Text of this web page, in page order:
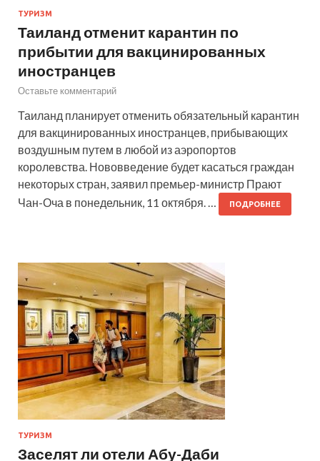
ТУРИЗМ
Таиланд отменит карантин по
прибытии для вакцинированных
иностранцев
Оставьте комментарий
Таиланд планирует отменить обязательный карантин
для вакцинированных иностранцев, прибывающих
воздушным путем в любой из аэропортов
королевства. Нововведение будет касаться граждан
некоторых стран, заявил премьер-министр Прают
Чан-Оча в понедельник, 11 октября. …
ПОДРОБНЕЕ
ТУРИЗМ
Заселят ли отели Абу-Даби